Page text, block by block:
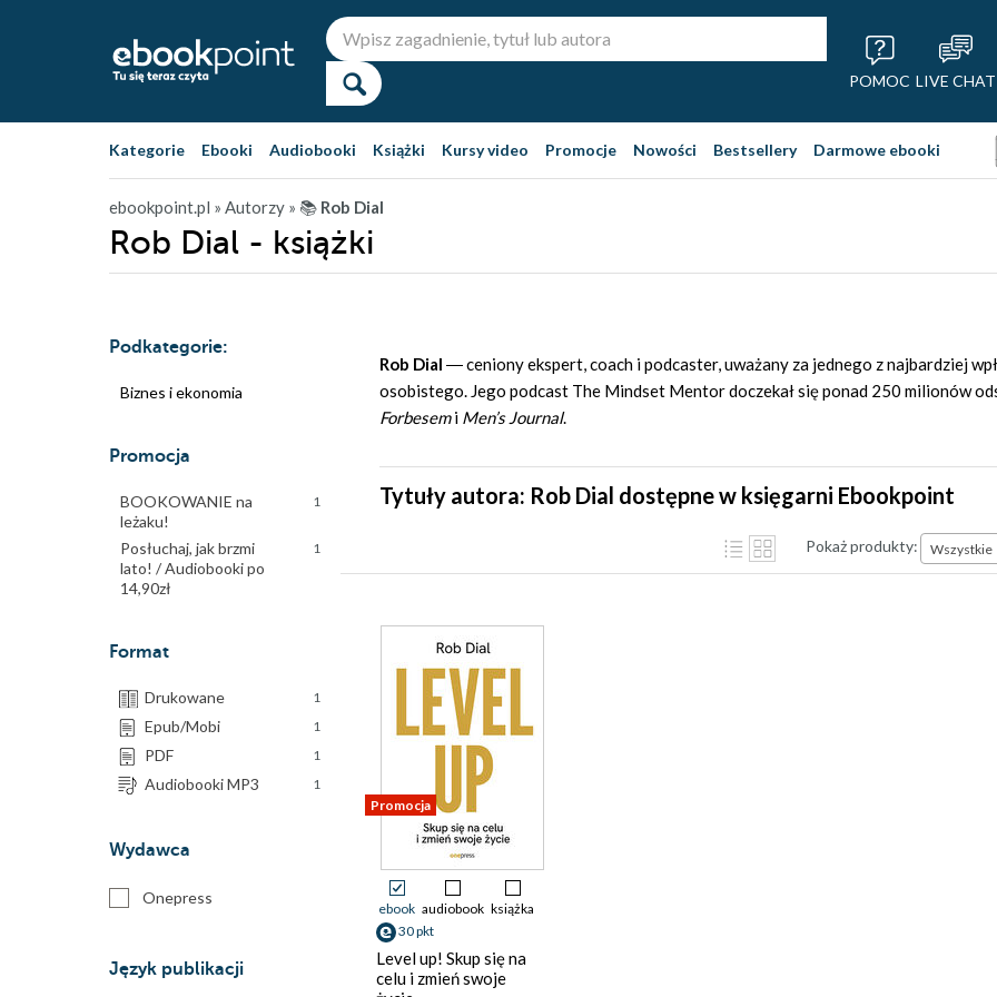
POMOC LIVE CHAT
Kategorie Ebooki Audiobooki Książki Kursy video Promocje Nowości Bestsellery Darmowe ebooki
ebookpoint.pl » Autorzy » 📚 Rob Dial
Rob Dial - książki
Podkategorie:
Biznes i ekonomia
Promocja
BOOKOWANIE na
leżaku!
1
Posłuchaj, jak brzmi
lato! / Audiobooki po
14,90zł
1
Format
Drukowane 1
Epub/Mobi 1
PDF 1
Audiobooki MP3 1
Wydawca
Onepress
Język publikacji
Rob Dial ― ceniony ekspert, coach i podcaster, uważany za jednego z najbardziej
osobistego. Jego podcast The Mindset Mentor doczekał się ponad 250 milionów
Forbesemi Men’s Journal.
Tytuły autora: Rob Dial dostępne w księgarni Ebookpoint
Pokaż produkty: Wszystkie
Promocja
ebook audiobook książka
30 pkt
Level up! Skup się na
celu i zmień swoje